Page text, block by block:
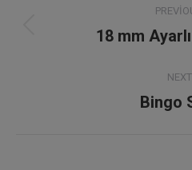
navigation
18 mm
NEXT
Bingo